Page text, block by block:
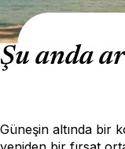
Şu anda
Güneşin altında bir